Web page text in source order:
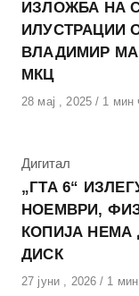
ИЗЛОЖБА НА
ИЛУСТРАЦИИ
ВЛАДИМИР
МКЦ
Објавено
28 мај , 2025 1 мин
КАтегорија
Дигитал
„ГТА 6“
НОЕМВРИ,
КОПИЈА НЕМА
ДИСК
Објавено
27 јуни , 2026 1